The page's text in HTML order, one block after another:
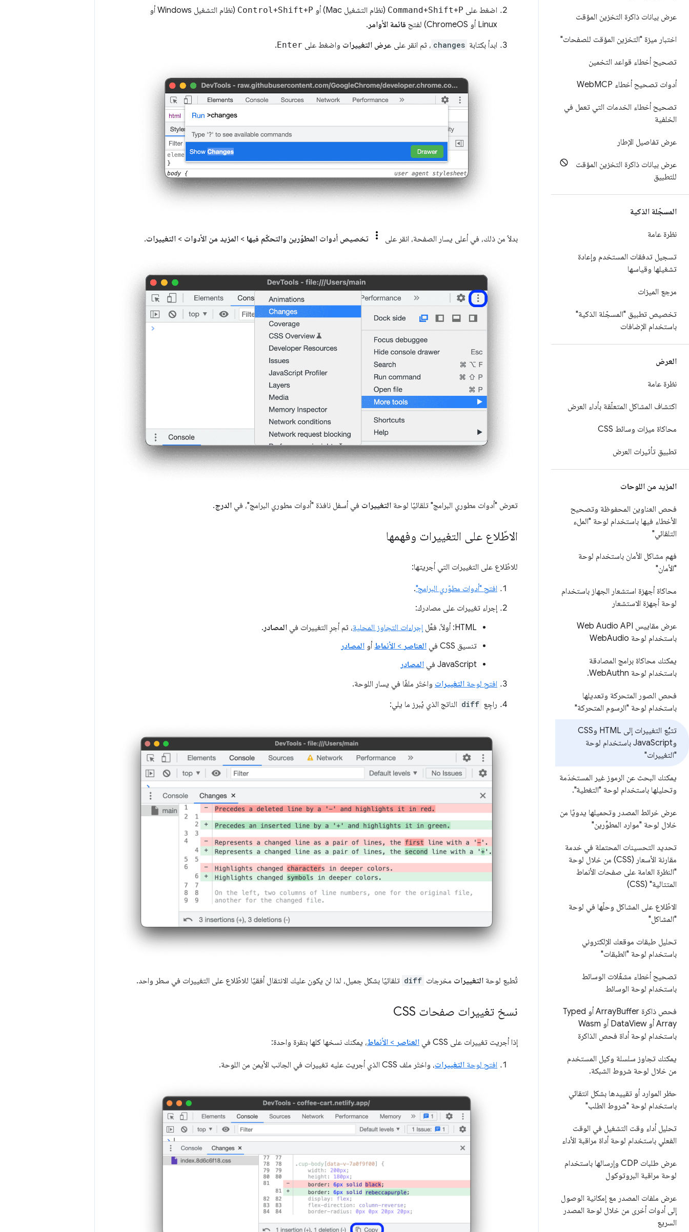
عرض بيانات ذاكرة التخزين المؤقت
اختبار ميزة "التخزين المؤقت للصفحات"
تصحيح أخطاء قواعد التخمين
أدوات تصحيح أخطاء Web MCP
تصحيح أخطاء الخدمات التي تعمل في
الخلفية
عرض تفاصيل الإطار
عرض بيانات ذاكرة التخزين المؤقت
للتطبيق
المسجّلة الذكية
نظرة عامة
تسجيل تدفقات المستخدم وإعادة
تشغيلها وقياسها
مرجع الميزات
تخصيص تطبيق "المسجّلة الذكية"
باستخدام الإضافات
العرض
نظرة عامة
اكتشاف المشاكل المتعلّقة بأداء العرض
محاكاة ميزات وسائط CSS
تطبيق تأثيرات العرض
المزيد من اللوحات
فحص العناوين المحفوظة وتصحيح
الأخطاء فيها باستخدام لوحة "الملء
التلقائي"
فهم مشاكل الأمان باستخدام لوحة
"الأمان"
محاكاة أجهزة استشعار الجهاز باستخدام
لوحة أجهزة الاستشعار
عرض مقاييس Web Audio API
باستخدام لوحة Web Audio
يمكنك محاكاة برامج المصادقة
باستخدام لوحة Web Authn
.
فحص الصور المتحركة وتعديلها
باستخدام لوحة "الرسوم المتحركة"
تتبُّع التغييرات إلى HTML وCSS
وJava
Script باستخدام لوحة
"التغييرات"
يمكنك البحث عن الرموز غير المستخدَمة
وتحليلها باستخدام لوحة "التغطية".
عرض خرائط المصدر وتحميلها يدويًا من
خلال لوحة "موارد المطوِّرين"
تحديد التحسينات المحتملة في خدمة
مقارنة الأسعار (CSS) من خلال لوحة
"النظرة العامة على صفحات الأنماط
المتتالية" (CSS)
الاطّلاع على المشاكل وحلّها في لوحة
"المشاكل"
تحليل طبقات موقعك الإلكتروني
باستخدام لوحة "الطبقات"
تصحيح أخطاء مشغّلات الوسائط
باستخدام لوحة الوسائط
فحص ذاكرة Array Buffer أو Typed
Array أو Data
View أو Wasm
باستخدام لوحة أداة فحص الذاكرة
يمكنك تجاوز سلسلة وكيل المستخدم
من خلال لوحة شروط الشبكة.
حظر الموارد أو تقييدها بشكل انتقائي
باستخدام لوحة "شروط الطلب"
تحليل أداء وقت التشغيل في الوقت
الفعلي باستخدام لوحة أداة مراقبة الأداء
عرض طلبات CDP وإرسالها باستخدام
لوحة مراقبة البروتوكول
عرض ملفات المصدر مع إمكانية الوصول
إلى أدوات أخرى من خلال لوحة المصدر
السريع
اضغط على
Command+Shift+P (نظام التشغيل Mac) أو Control+Shift+P
(نظام التشغيل Windows أو
Linux أو ChromeOS) لفتح
قائمة الأوامر .
ابدأ بكتابة changes ، ثم انقر على عرض التغييرات واضغط على Enter
.
بدلاً من ذلك، في أعلى يسار الصفحة، انقر على تخصيص أدوات المطوّرين والتحكّم فيها > المزيد من الأدوات > التغييرات.
تعرض "أدوات مطوري البرامج" تلقائيًا لوحة التغييرات في أسفل نافذة "أدوات مطوري البرامج"، في الدرج.
الاطّلاع على التغييرات وفهمها
للاطّلاع على التغييرات التي أجريتها:
افتح "أدوات مطوّري البرامج".
إجراء تغييرات على مصادرك:
HTML: أولاً، فعِّل
إجراءات التجاوز المحلية، ثم أجرِ التغييرات في المصادر .
تنسيق CSS في
العناصر > الأنماط أو المصادر
JavaScript في
المصادر
افتح لوحة التغييرات واختَر ملفًا في يسار اللوحة.
راجِع diff الناتج الذي يُبرز ما يلي:
تُطبع لوحة التغييرات مخرجات diff تلقائيًا بشكل جميل، لذا لن يكون عليك الانتقال أفقيًا للاطّلاع على التغييرات في سطر واحد.
نسخ تغييرات صفحات CSS
إذا أجريت تغييرات على CSS في العناصر > الأنماط، يمكنك نسخها كلها بنقرة واحدة:
افتح لوحة التغييرات، واختَر ملف CSS الذي أجريت عليه تغييرات في الجانب الأيمن من اللوحة.